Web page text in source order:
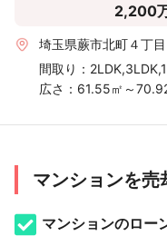
2,200
埼玉県蕨市北町４丁
間取り：
広さ： 61.55㎡～
マンションを売
マンションのロー